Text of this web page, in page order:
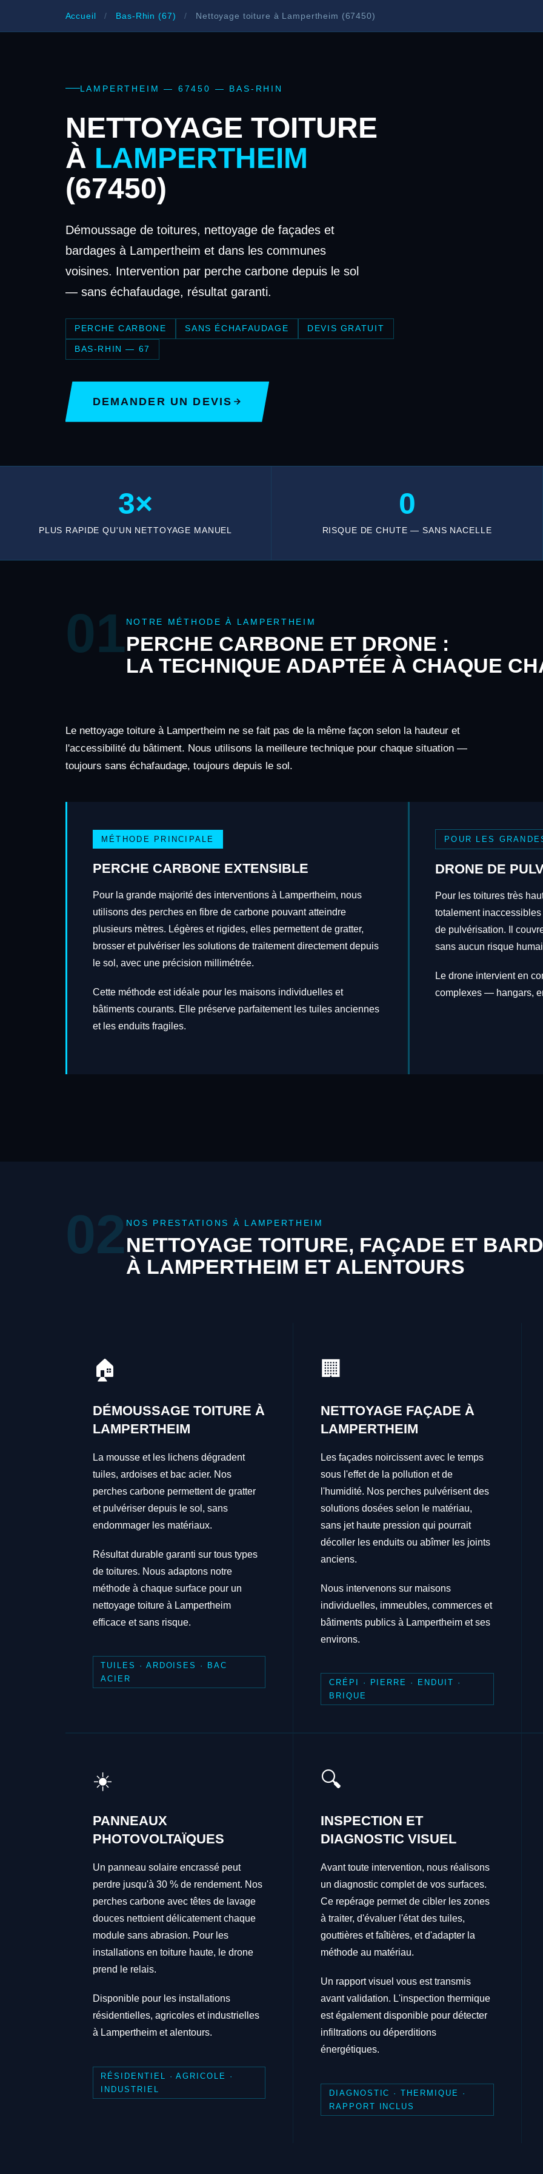
Accueil / Bas-Rhin (67) / Nettoyage toiture à Lampertheim (67450)
LAMPERTHEIM — 67450 — BAS-RHIN
NETTOYAGE TOITURE
À LAMPERTHEIM
(67450)
Démoussage de toitures, nettoyage de façades et
bardages à Lampertheim et dans les communes
voisines. Intervention par perche carbone depuis le sol
— sans échafaudage, résultat garanti.
PERCHE CARBONE SANS ÉCHAFAUDAGE DEVIS GRATUIT
BAS-RHIN — 67
DEMANDER UN DEVIS
3×
PLUS RAPIDE QU'UN NETTOYAGE MANUEL
0
RISQUE DE CHUTE — SANS NACELLE
01 NOTRE MÉTHODE À LAMPERTHEIM
PERCHE CARBONE ET DRONE :
LA TECHNIQUE ADAPTÉE À CHAQUE
Le nettoyage toiture à Lampertheim ne se fait pas de la même façon selon la hauteur et
l'accessibilité du bâtiment. Nous utilisons la meilleure technique pour chaque situation —
toujours sans échafaudage, toujours depuis le sol.
MÉTHODE PRINCIPALE
PERCHE CARBONE EXTENSIBLE
Pour la grande majorité des interventions à Lampertheim, nous
utilisons des perches en fibre de carbone pouvant atteindre
plusieurs mètres. Légères et rigides, elles permettent de gratter,
brosser et pulvériser les solutions de traitement directement depuis
le sol, avec une précision millimétrée.
Cette méthode est idéale pour les maisons individuelles et
bâtiments courants. Elle préserve parfaitement les tuiles anciennes
et les enduits fragiles.
POUR LES
DRONE DE
Pour les toitures très
totalement
de pulvérisation. Il
sans aucun risque
Le drone intervient en
complexes — hangars,
02 NOS PRESTATIONS À LAMPERTHEIM
NETTOYAGE TOITURE, FAÇADE ET
À LAMPERTHEIM ET ALENTOURS
🏠
DÉMOUSSAGE TOITURE À
LAMPERTHEIM
La mousse et les lichens dégradent
tuiles, ardoises et bac acier. Nos
perches carbone permettent de gratter
et pulvériser depuis le sol, sans
endommager les matériaux.
Résultat durable garanti sur tous types
de toitures. Nous adaptons notre
méthode à chaque surface pour un
nettoyage toiture à Lampertheim
efficace et sans risque.
TUILES · ARDOISES · BAC
ACIER
🏢
NETTOYAGE FAÇADE À
LAMPERTHEIM
Les façades noircissent avec le temps
sous l'effet de la pollution et de
l'humidité. Nos perches pulvérisent des
solutions dosées selon le matériau,
sans jet haute pression qui pourrait
décoller les enduits ou abîmer les joints
anciens.
Nous intervenons sur maisons
individuelles, immeubles, commerces et
bâtiments publics à Lampertheim et ses
environs.
CRÉPI · PIERRE · ENDUIT ·
BRIQUE
☀️
PANNEAUX
PHOTOVOLTAÏQUES
Un panneau solaire encrassé peut
perdre jusqu'à 30 % de rendement. Nos
perches carbone avec têtes de lavage
douces nettoient délicatement chaque
module sans abrasion. Pour les
installations en toiture haute, le drone
prend le relais.
Disponible pour les installations
résidentielles, agricoles et industrielles
à Lampertheim et alentours.
RÉSIDENTIEL · AGRICOLE ·
INDUSTRIEL
🔍
INSPECTION ET
DIAGNOSTIC VISUEL
Avant toute intervention, nous réalisons
un diagnostic complet de vos surfaces.
Ce repérage permet de cibler les zones
à traiter, d'évaluer l'état des tuiles,
gouttières et faîtières, et d'adapter la
méthode au matériau.
Un rapport visuel vous est transmis
avant validation. L'inspection thermique
est également disponible pour détecter
infiltrations ou déperditions
énergétiques.
DIAGNOSTIC · THERMIQUE ·
RAPPORT INCLUS